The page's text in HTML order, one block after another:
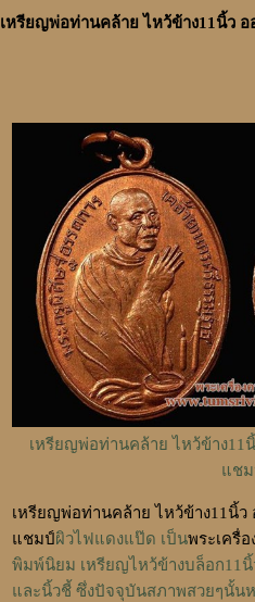
เหรียญพ่อท่านคล้าย ไหว้ข้าง11นิ้ว
เหรียญพ่อท่านคล้าย ไหว้ข้าง
แช
เหรียญพ่อท่านคล้าย ไหว้ข้าง11นิ้
แชมป์ผิวไฟแดงแป๊ด เป็นพระเครื่
พิมพ์นิยม เหรียญไหว้ข้างบล็อก11
และนิ้วชี้ ซึ่งปัจจุบันสภาพสวยๆนั้น